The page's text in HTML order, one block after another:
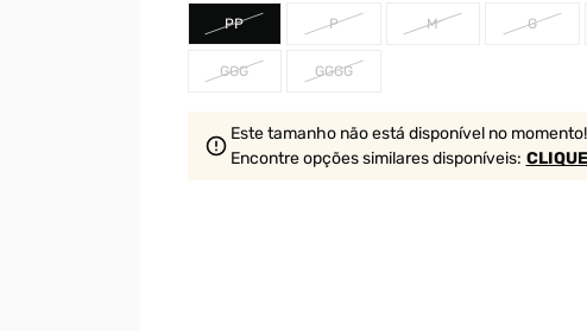
PP P M G
GGG GGGG
Este tamanho não está disponível no momento!
Encontre opções similaresdisponíveis: